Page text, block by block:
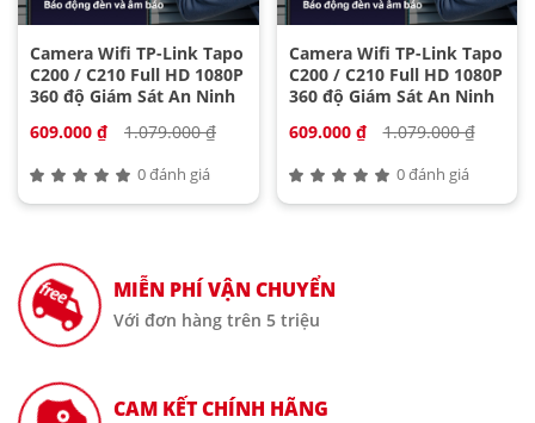
Camera Wifi TP-Link Tapo
C200 / C210 Full HD 1080P
360 độ Giám Sát An Ninh
609.000 ₫
1.079.000 ₫
0 đánh giá
Camera Wifi TP-Link Tapo
C200 / C210 Full HD 1080P
360 độ Giám Sát An Ninh
609.000 ₫
1.079.000 ₫
0 đánh giá
MIỄN PHÍ VẬN CHUYỂN
Với đơn hàng trên 5 triệu
CAM KẾT CHÍNH HÃNG